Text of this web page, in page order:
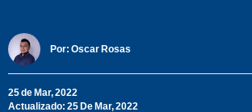
Por: Oscar Rosas
25 de Mar, 2022
Actualizado: 25 De Mar, 2022